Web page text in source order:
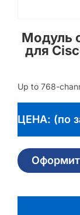
Модуль
для
Up to 768-
ЦЕНА: (по